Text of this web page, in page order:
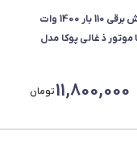
کارواش برقی 110 بار 1400 وات
موتور ذغالی پوکا مدل
11,800,000تومان